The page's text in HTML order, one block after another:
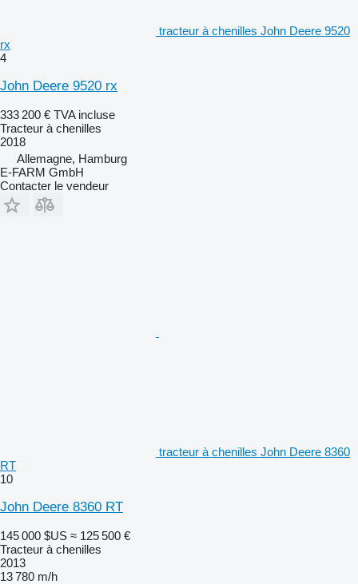
tracteur à chenilles John Deere 9520
rx
4
John Deere 9520 rx
333 200 € TVA incluse
Tracteur à chenilles
2018
Allemagne, Hamburg
E-FARM GmbH
Contacter le vendeur
tracteur à chenilles John Deere 8360
RT
10
John Deere 8360 RT
145 000 $US ≈ 125 500 €
Tracteur à chenilles
2013
13 780 m/h